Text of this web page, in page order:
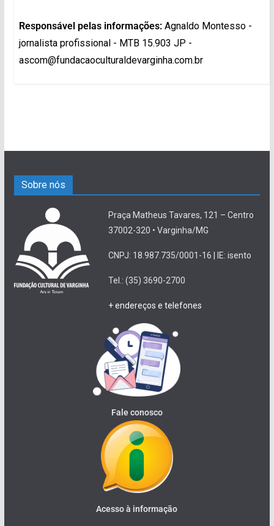
Responsável pelas informações:Agnaldo Montesso -
jornalista profissional - MTB 15.903 JP -
ascom@fundacaoculturaldevarginha.com.br
Sobre nós
Praça Matheus Tavares, 121 – Centro
37002-320 • Varginha/MG
CNPJ: 18.987.735/0001-16 | IE: isento
Tel.: (35) 3690-2700
+ endereços e telefones
Fale conosco
Acesso à informação